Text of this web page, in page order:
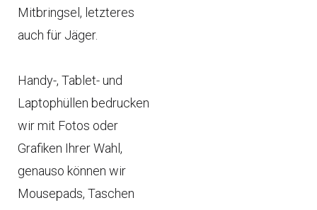
Mitbringsel, letzteres
auch für Jäger.
Handy-, Tablet- und
Laptophüllen bedrucken
wir mit Fotos oder
Grafiken Ihrer Wahl,
genauso können wir
Mousepads, Taschen